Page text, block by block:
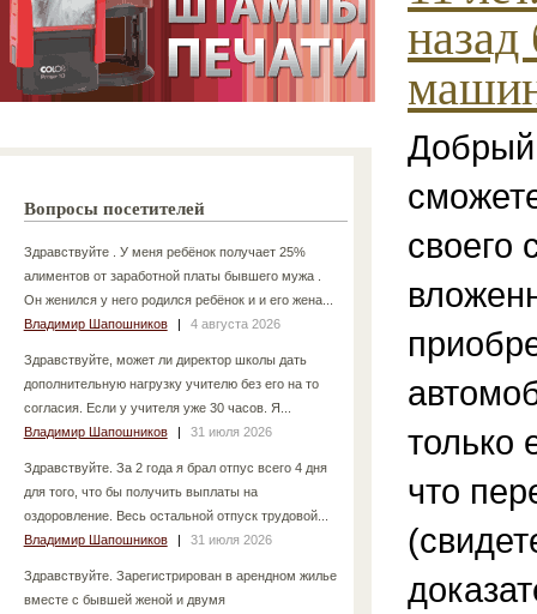
Вопросы посетителей
Здравствуйте . У меня ребёнок получает 25%
алиментов от заработной платы бывшего мужа .
Он женился у него родился ребёнок и и его жена...
Владимир Шапошников
| 4 августа 2026
Здравствуйте, может ли директор школы дать
дополнительную нагрузку учителю без его на то
согласия. Если у учителя уже 30 часов. Я...
Владимир Шапошников
| 31 июля 2026
Здравствуйте. За 2 года я брал отпус всего 4 дня
для того, что бы получить выплаты на
оздоровление. Весь остальной отпуск трудовой...
Владимир Шапошников
| 31 июля 2026
Здравствуйте. Зарегистрирован в арендном жилье
вместе с бывшей женой и двумя
своего
только
что